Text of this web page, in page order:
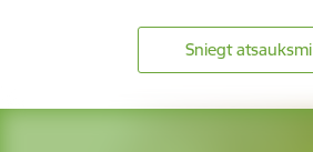
Sniegt atsauksmi